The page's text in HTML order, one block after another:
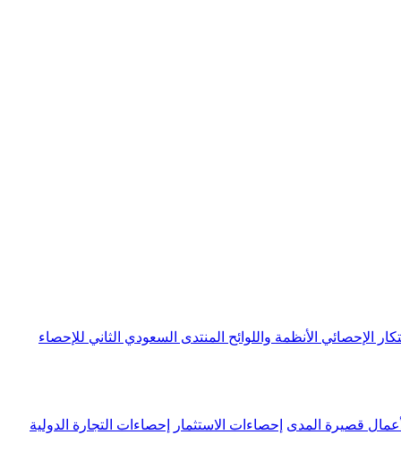
الإحصائي الأنظمة واللوائح المنتدى السعودي الثاني للإحصاء
قصيرة المدى إحصاءات الاستثمار إحصاءات التجارة الدولية